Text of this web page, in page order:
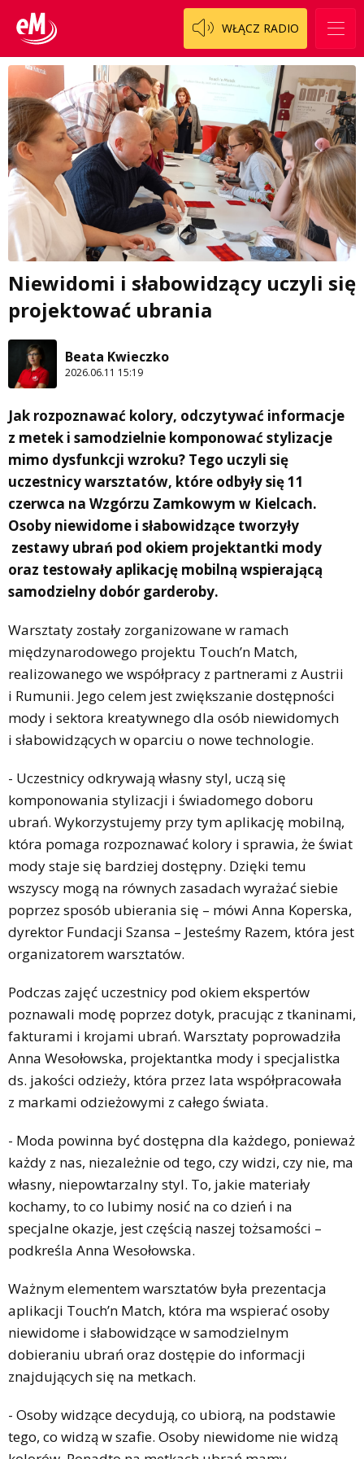
WŁĄCZ RADIO
Niewidomi i słabowidzący uczyli się
projektować ubrania
Beata Kwieczko
2026.06.11 15:19
Jak rozpoznawać kolory, odczytywać informacje
z metek i samodzielnie komponować stylizacje
mimo dysfunkcji wzroku? Tego uczyli się
uczestnicy warsztatów, które odbyły się 11
czerwca na Wzgórzu Zamkowym w Kielcach.
Osoby niewidome i słabowidzące tworzyły
zestawy ubrań pod okiem projektantki mody
oraz testowały aplikację mobilną wspierającą
samodzielny dobór garderoby.
Warsztaty zostały zorganizowane w ramach
międzynarodowego projektu Touch’n Match,
realizowanego we współpracy z partnerami z Austrii
i Rumunii. Jego celem jest zwiększanie dostępności
mody i sektora kreatywnego dla osób niewidomych
i słabowidzących w oparciu o nowe technologie.
- Uczestnicy odkrywają własny styl, uczą się
komponowania stylizacji i świadomego doboru
ubrań. Wykorzystujemy przy tym aplikację mobilną,
która pomaga rozpoznawać kolory i sprawia, że świat
mody staje się bardziej dostępny. Dzięki temu
wszyscy mogą na równych zasadach wyrażać siebie
poprzez sposób ubierania się – mówi Anna Koperska,
dyrektor Fundacji Szansa – Jesteśmy Razem, która jest
organizatorem warsztatów.
Podczas zajęć uczestnicy pod okiem ekspertów
poznawali modę poprzez dotyk, pracując z tkaninami,
fakturami i krojami ubrań. Warsztaty poprowadziła
Anna Wesołowska, projektantka mody i specjalistka
ds. jakości odzieży, która przez lata współpracowała
z markami odzieżowymi z całego świata.
- Moda powinna być dostępna dla każdego, ponieważ
każdy z nas, niezależnie od tego, czy widzi, czy nie, ma
własny, niepowtarzalny styl. To, jakie materiały
kochamy, to co lubimy nosić na co dzień i na
specjalne okazje, jest częścią naszej tożsamości –
podkreśla Anna Wesołowska.
Ważnym elementem warsztatów była prezentacja
aplikacji Touch’n Match, która ma wspierać osoby
niewidome i słabowidzące w samodzielnym
dobieraniu ubrań oraz dostępie do informacji
znajdujących się na metkach.
- Osoby widzące decydują, co ubiorą, na podstawie
tego, co widzą w szafie. Osoby niewidome nie widzą